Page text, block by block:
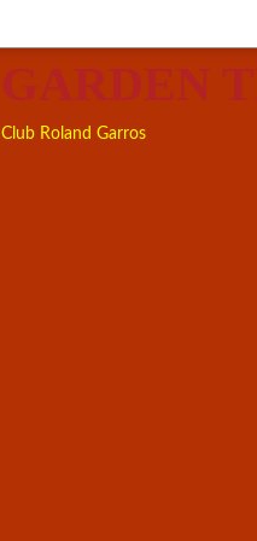
GARDEN
Club Roland Garros